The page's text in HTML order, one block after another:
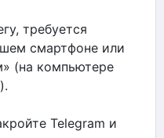
требуется
смартфоне или
(на компьютере
Telegram и